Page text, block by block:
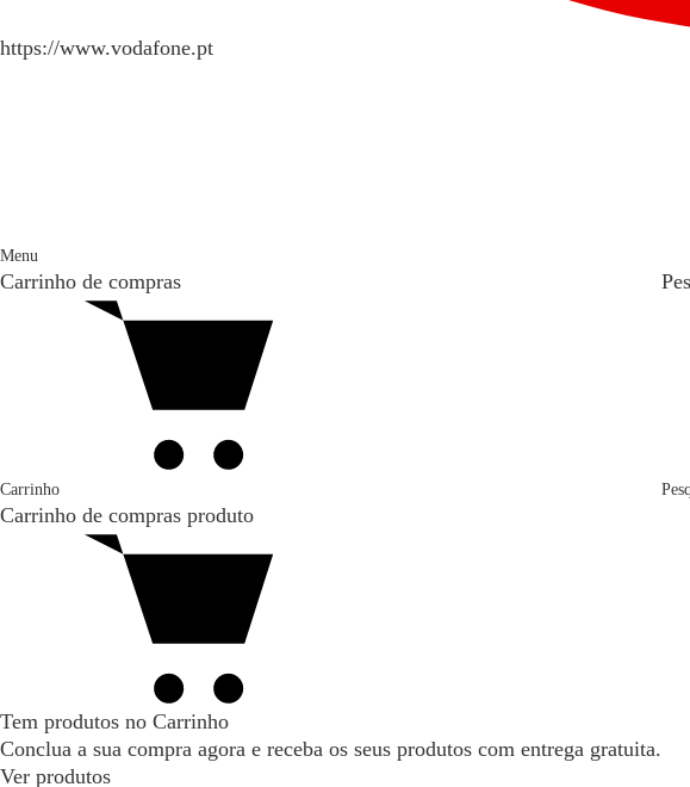
https://www.vodafone.pt
Menu
Carrinho de compras
Carrinho
Carrinho de compras produto
Tem produtos no Carrinho
Conclua a sua compra agora e receba os seus produtos com entrega gratuita.
Ver produtos